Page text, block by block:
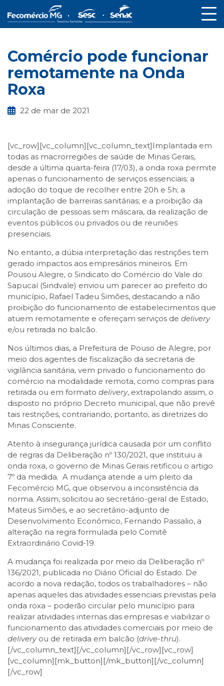
Comércio pode funcionar
remotamente na Onda
Roxa
22 de mar de 2021
[vc_row][vc_column][vc_column_text]Implantada em
todas as macrorregiões de saúde de Minas Gerais,
desde a última quarta-feira (17/03), a onda roxa permite
apenas o funcionamento de serviços essenciais; a
adoção do toque de recolher entre 20h e 5h; a
implantação de barreiras sanitárias; e a proibição da
circulação de pessoas sem máscara, da realização de
eventos públicos ou privados ou de reuniões
presenciais.
No entanto, a dúbia interpretação das restrições tem
gerado impactos aos empresários mineiros. Em
Pousou Alegre, o Sindicato do Comércio do Vale do
Sapucaí (Sindvale) enviou um parecer ao prefeito do
município, Rafael Tadeu Simões, destacando a não
proibição do funcionamento de estabelecimentos que
atuem remotamente e ofereçam serviços de delivery
e/ou retirada no balcão.
Nos últimos dias, a Prefeitura de Pouso de Alegre, por
meio dos agentes de fiscalização da secretaria de
vigilância sanitária, vem privado o funcionamento do
comércio na modalidade remota, como compras para
retirada ou em formato delivery, extrapolando assim, o
disposto no próprio Decreto municipal, que não prevê
tais restrições, contrariando, portanto, as diretrizes do
Minas Consciente.
Atento à insegurança jurídica causada por um conflito
de regras da Deliberação nº 130/2021, que instituiu a
onda roxa, o governo de Minas Gerais retificou o artigo
7º da medida. A mudança atende a um pleito da
Fecomércio MG, que observou a inconsistência da
norma. Assim, solicitou ao secretário-geral de Estado,
Mateus Simões, e ao secretário-adjunto de
Desenvolvimento Econômico, Fernando Passalio, a
alteração na regra formulada pelo Comitê
Extraordinário Covid-19.
A mudança foi realizada por meio da Deliberação nº
136/2021, publicada no Diário Oficial do Estado. De
acordo a nova redação, todos os trabalhadores – não
apenas aqueles das atividades essenciais previstas pela
onda roxa – poderão circular pelo município para
realizar atividades internas das empresas e viabilizar o
funcionamento das atividades comerciais por meio de
deliveryou de retirada em balcão (drive-thru).
[/vc_column_text][/vc_column][/vc_row][vc_row]
[vc_column][mk_button][/mk_button][/vc_column]
[/vc_row]